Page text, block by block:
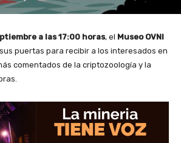
a las 17:00 horas, el Museo OVNI
puertas para recibir a los interesados en
comentados de la criptozoología y la